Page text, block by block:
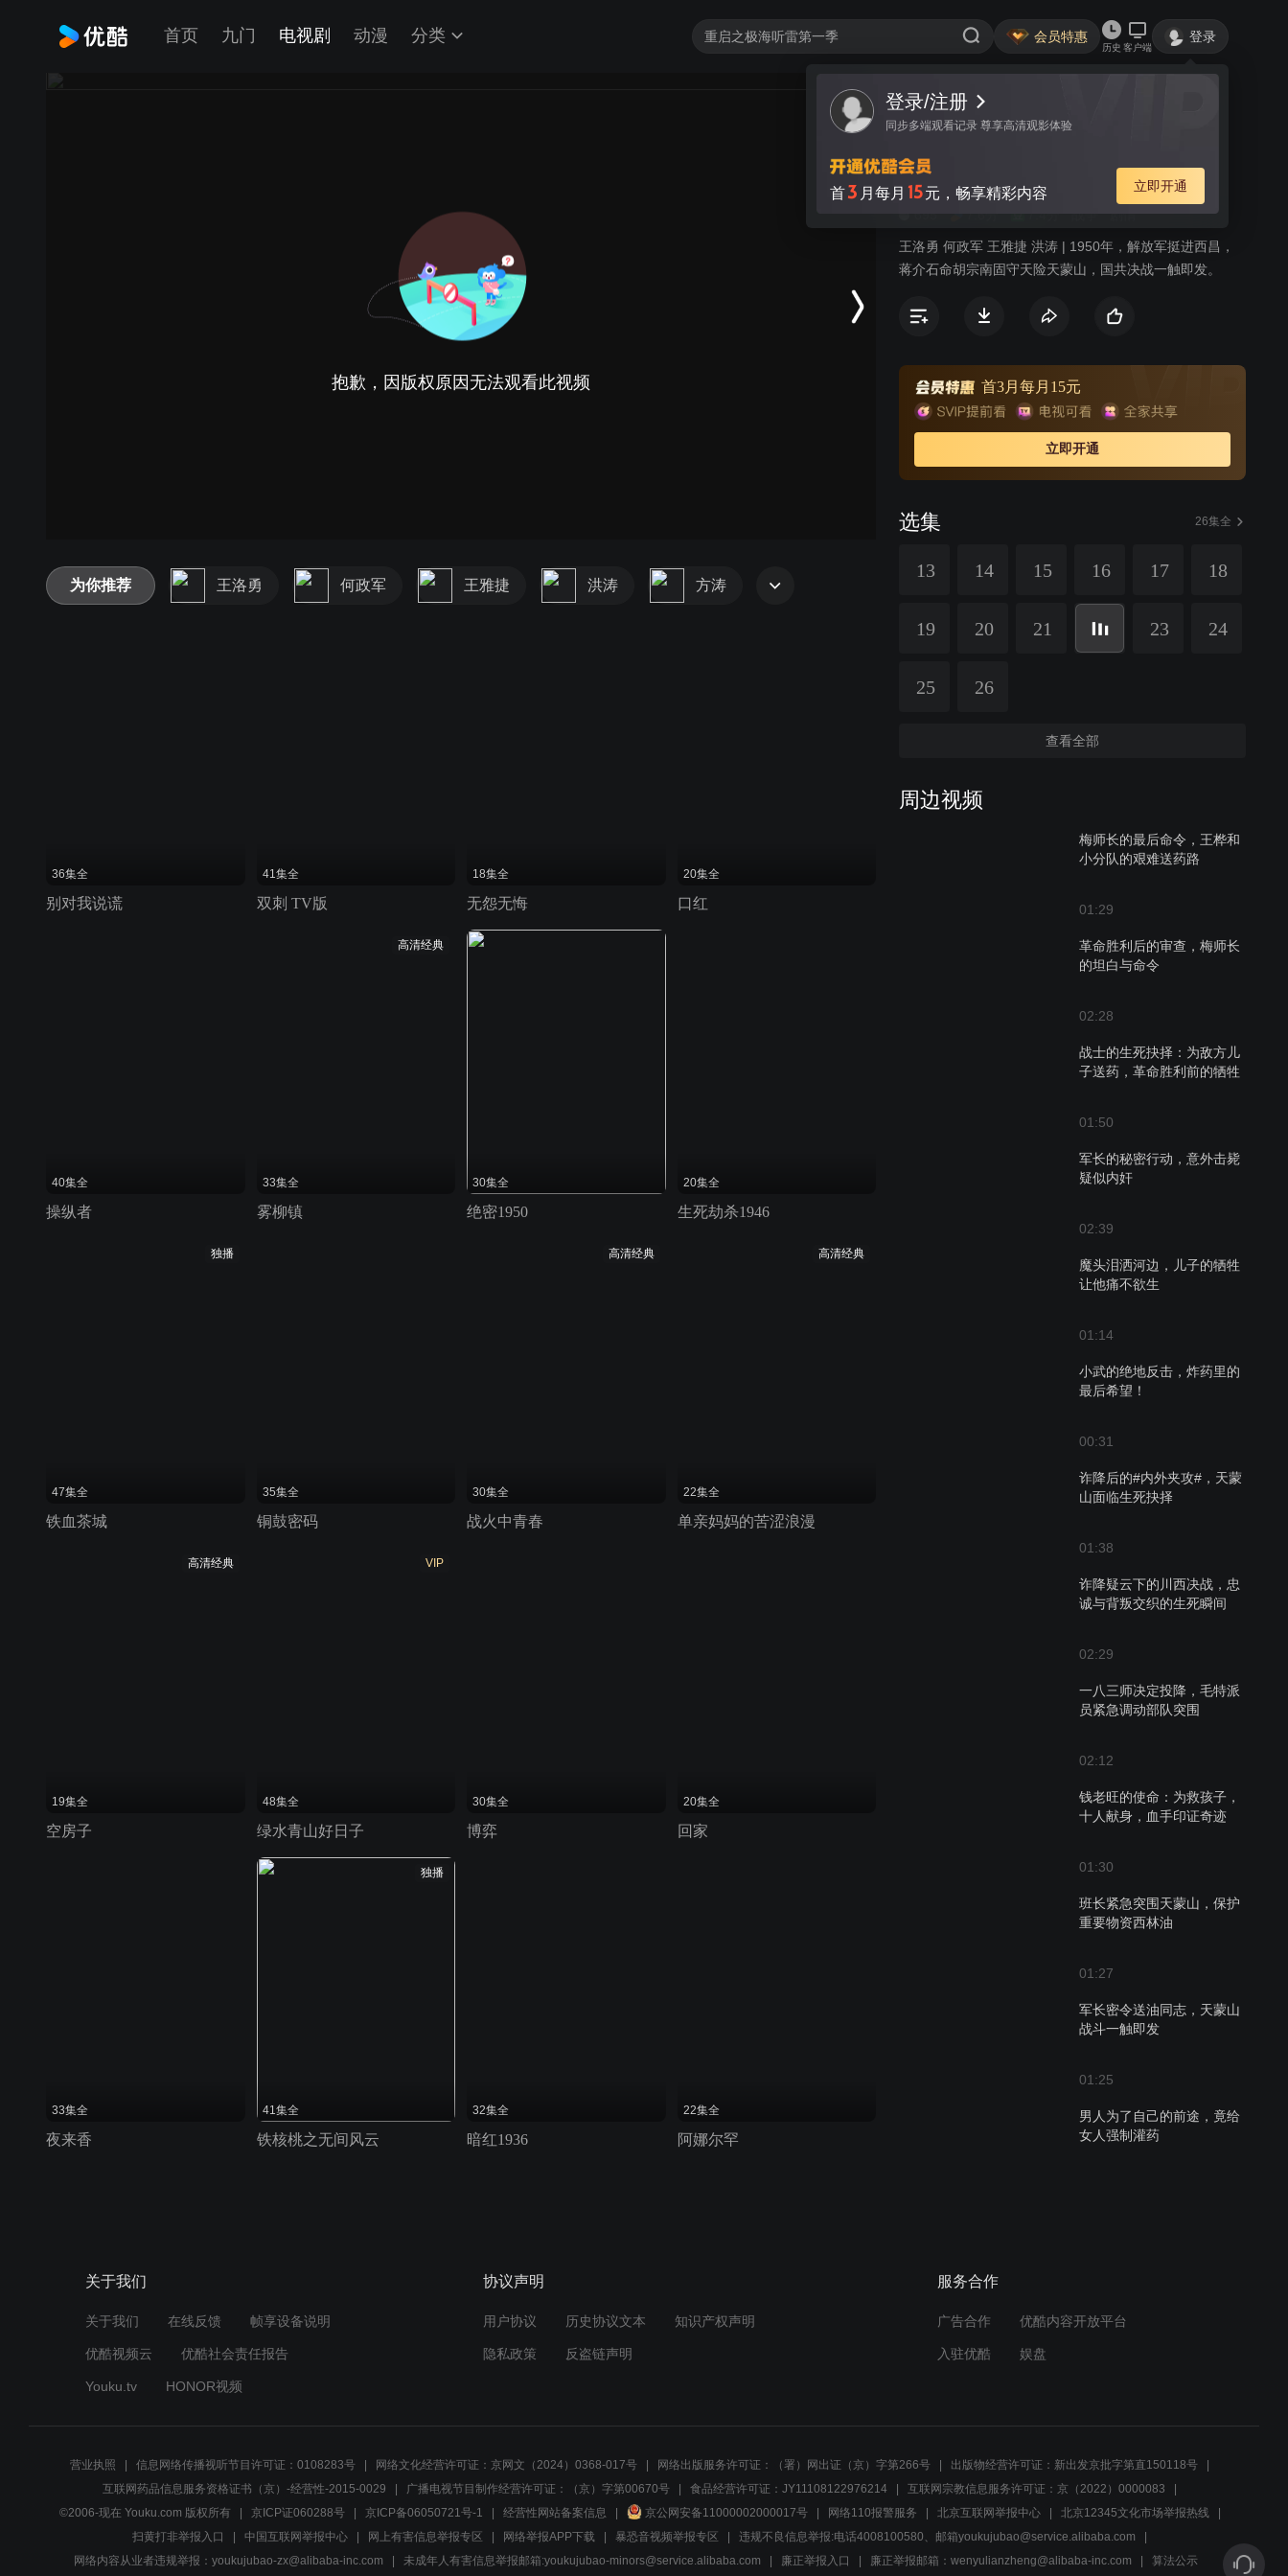
首页 九门 电视剧 动漫 分类 会员特惠
历史 客户端
登录
登录/注册
同步多端观看记录 尊享高清观影体验
首3 月每月 15元，畅享精彩内容 立即开通
抱歉，因版权原因无法观看此视频
视频 讨论
最后的子弹
7.4分 战争 剧情
王洛勇 何政军 王雅捷 洪涛 | 1950年，解放军挺进西昌，
蒋介石命胡宗南固守天险天蒙山，国共决战一触即发。
首3月每月15元
立即开通
选集 26集全
13 14 15 16 17 18
19 20 21 23 24
25 26
查看全部
周边视频
梅师长的最后命令，王桦和
小分队的艰难送药路
01:29
革命胜利后的审查，梅师长
的坦白与命令
02:28
战士的生死抉择：为敌方儿
子送药，革命胜利前的牺牲
01:50
军长的秘密行动，意外击毙
疑似内奸
02:39
魔头泪洒河边，儿子的牺牲
让他痛不欲生
01:14
小武的绝地反击，炸药里的
最后希望！
00:31
诈降后的#内外夹攻#，天蒙
山面临生死抉择
01:38
诈降疑云下的川西决战，忠
诚与背叛交织的生死瞬间
02:29
一八三师决定投降，毛特派
员紧急调动部队突围
02:12
钱老旺的使命：为救孩子，
十人献身，血手印证奇迹
01:30
班长紧急突围天蒙山，保护
重要物资西林油
01:27
军长密令送油同志，天蒙山
战斗一触即发
01:25
男人为了自己的前途，竟给
女人强制灌药
特派员花样百出，逼迫女兵
00:44
太过分了！让妹子脱衣服还
用枪？
为你推荐 王洛勇 何政军 王雅捷 洪涛 方涛
36集全
别对我说谎
41集全
双刺 TV版
18集全
无怨无悔
20集全
口红
40集全
操纵者
高清经典
33集全
雾柳镇
30集全
绝密1950
20集全
生死劫杀1946
独播
47集全
铁血茶城
35集全
铜鼓密码
高清经典
30集全
战火中青春
高清经典
22集全
单亲妈妈的苦涩浪漫
高清经典
19集全
空房子
VIP
48集全
绿水青山好日子
30集全
博弈
20集全
回家
33集全
夜来香
独播
41集全
铁核桃之无间风云
32集全
暗红1936
22集全
阿娜尔罕
关于我们
关于我们 在线反馈 帧享设备说明
优酷视频云 优酷社会责任报告
Youku.tv HONOR视频
协议声明
用户协议 历史协议文本 知识产权声明
隐私政策 反盗链声明
服务合作
广告合作 优酷内容开放平台
入驻优酷 娱盘
营业执照 信息网络传播视听节目许可证：0108283号 网络文化经营许可证：京网文（2024）0368-017号 网络出版服务许可证：（署）网出证（京）字第266号
出版物经营许可证：新出发京批字第直150118号
互联网药品信息服务资格证书（京）-经营性-2015-0029
广播电视节目制作经营许可证：（京）字第00670号 食品经营许可证：JY11108122976214
互联网宗教信息服务许可证：京（2022）0000083
©2006-现在 Youku.com 版权所有
京ICP证060288号 京ICP备06050721号-1 经营性网站备案信息 京公网安备11000002000017号 网络110报警服务 北京互联网举报中心
北京12345文化市场举报热线
扫黄打非举报入口
中国互联网举报中心 网上有害信息举报专区 网络举报APP下载 暴恐音视频举报专区
违规不良信息举报:电话4008100580、邮箱youkujubao@service.alibaba.com
网络内容从业者违规举报：youkujubao-zx@alibaba-inc.com
未成年人有害信息举报邮箱:youkujubao-minors@service.alibaba.com 廉正举报入口 廉正举报邮箱：wenyulianzheng@alibaba-inc.com 算法公示